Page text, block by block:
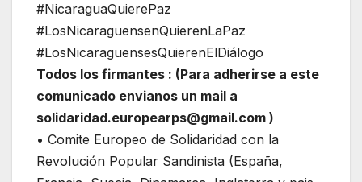
#NicaraguaQuierePaz
#LosNicaraguensenQuierenLaPaz
#LosNicaraguensesQuierenElDiálogo
Todos los firmantes : (Para adherirse a este
comunicado envianos un mail a
solidaridad.europearps@gmail.com )
• Comite Europeo de Solidaridad con la
Revolución Popular Sandinista (España,